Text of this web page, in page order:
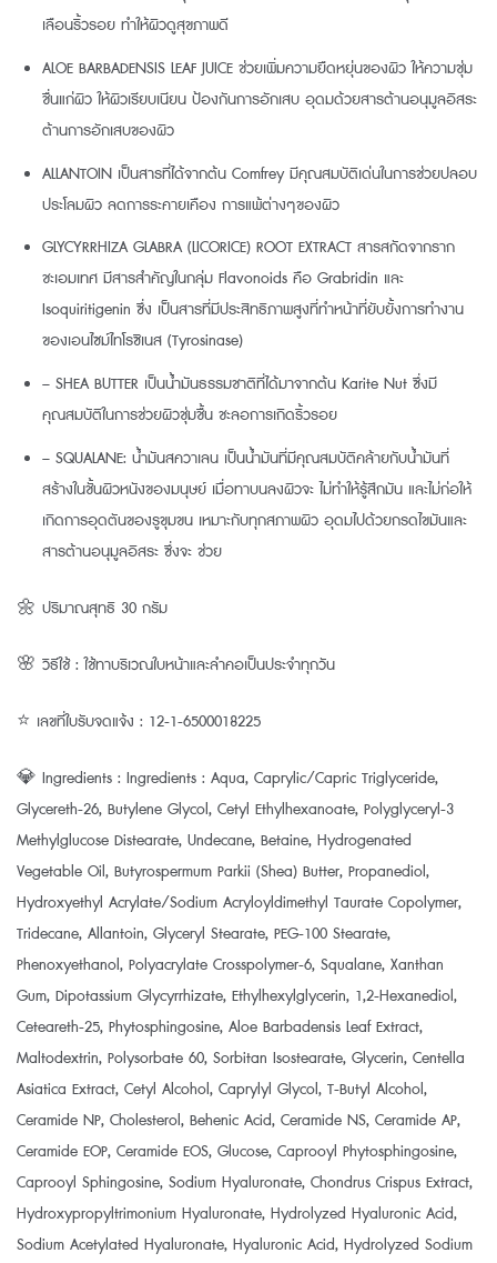
เลือนริ้วรอย ทำให้ผิวดูสุขภาพดี
ALOE BARBADENSIS LEAF JUICE ช่วยเพิ่มความยืดหยุ่นของผิว ให้ความชุ่ม
ชื่นแก่ผิว ให้ผิวเรียบเนียน ป้องกันการอักเสบ อุดมด้วยสารต้านอนุมูลอิสระ
ต้านการอักเสบของผิว
ALLANTOIN เป็นสารที่ได้จากต้น Comfrey มีคุณสมบัติเด่นในการช่วยปลอบ
ประโลมผิว ลดการระคายเคือง การแพ้ต่างๆของผิว
GLYCYRRHIZA GLABRA (LICORICE) ROOT EXTRACT สารสกัดจากราก
ชะเอมเทศ มีสารสำคัญในกลุ่ม Flavonoids คือ Grabridin และ
Isoquiritigenin ซึ่ง เป็นสารที่มีประสิทธิภาพสูงที่ทำหน้าที่ยับยั้งการทำงาน
ของเอนไซม์ไทโรซิเนส (Tyrosinase)
– SHEA BUTTER เป็นน้ำมันธรรมชาติที่ได้มาจากต้น Karite Nut ซึ่งมี
คุณสมบัติในการช่วยผิวชุ่มชื้น ชะลอการเกิดริ้วรอย
– SQUALANE: น้ำมันสควาเลน เป็นน้ำมันที่มีคุณสมบัติคล้ายกับน้ำมันที่
สร้างในชั้นผิวหนังของมนุษย์ เมื่อทาบนลงผิวจะ ไม่ทำให้รู้สึกมัน และไม่ก่อให้
เกิดการอุดตันของรูขุมขน เหมาะกับทุกสภาพผิว อุดมไปด้วยกรดไขมันและ
สารต้านอนุมูลอิสระ ซึ่งจะ ช่วย
🌼 ปริมาณสุทธิ 30 กรัม
🌸 วิธีใช้ : ใช้ทาบริเวณใบหน้าและลำคอเป็นประจำทุกวัน
⭐ เลขที่ใบรับจดแจ้ง : 12-1-6500018225
💎 Ingredients : Ingredients : Aqua, Caprylic/Capric Triglyceride,
Glycereth-26, Butylene Glycol, Cetyl Ethylhexanoate, Polyglyceryl-3
Methylglucose Distearate, Undecane, Betaine, Hydrogenated
Vegetable Oil, Butyrospermum Parkii (Shea) Butter, Propanediol,
Hydroxyethyl Acrylate/Sodium Acryloyldimethyl Taurate Copolymer,
Tridecane, Allantoin, Glyceryl Stearate, PEG-100 Stearate,
Phenoxyethanol, Polyacrylate Crosspolymer-6, Squalane, Xanthan
Gum, Dipotassium Glycyrrhizate, Ethylhexylglycerin, 1,2-Hexanediol,
Ceteareth-25, Phytosphingosine, Aloe Barbadensis Leaf Extract,
Maltodextrin, Polysorbate 60, Sorbitan Isostearate, Glycerin, Centella
Asiatica Extract, Cetyl Alcohol, Caprylyl Glycol, T-Butyl Alcohol,
Ceramide NP, Cholesterol, Behenic Acid, Ceramide NS, Ceramide AP,
Ceramide EOP, Ceramide EOS, Glucose, Caprooyl Phytosphingosine,
Caprooyl Sphingosine, Sodium Hyaluronate, Chondrus Crispus Extract,
Hydroxypropyltrimonium Hyaluronate, Hydrolyzed Hyaluronic Acid,
Sodium Acetylated Hyaluronate, Hyaluronic Acid, Hydrolyzed Sodium